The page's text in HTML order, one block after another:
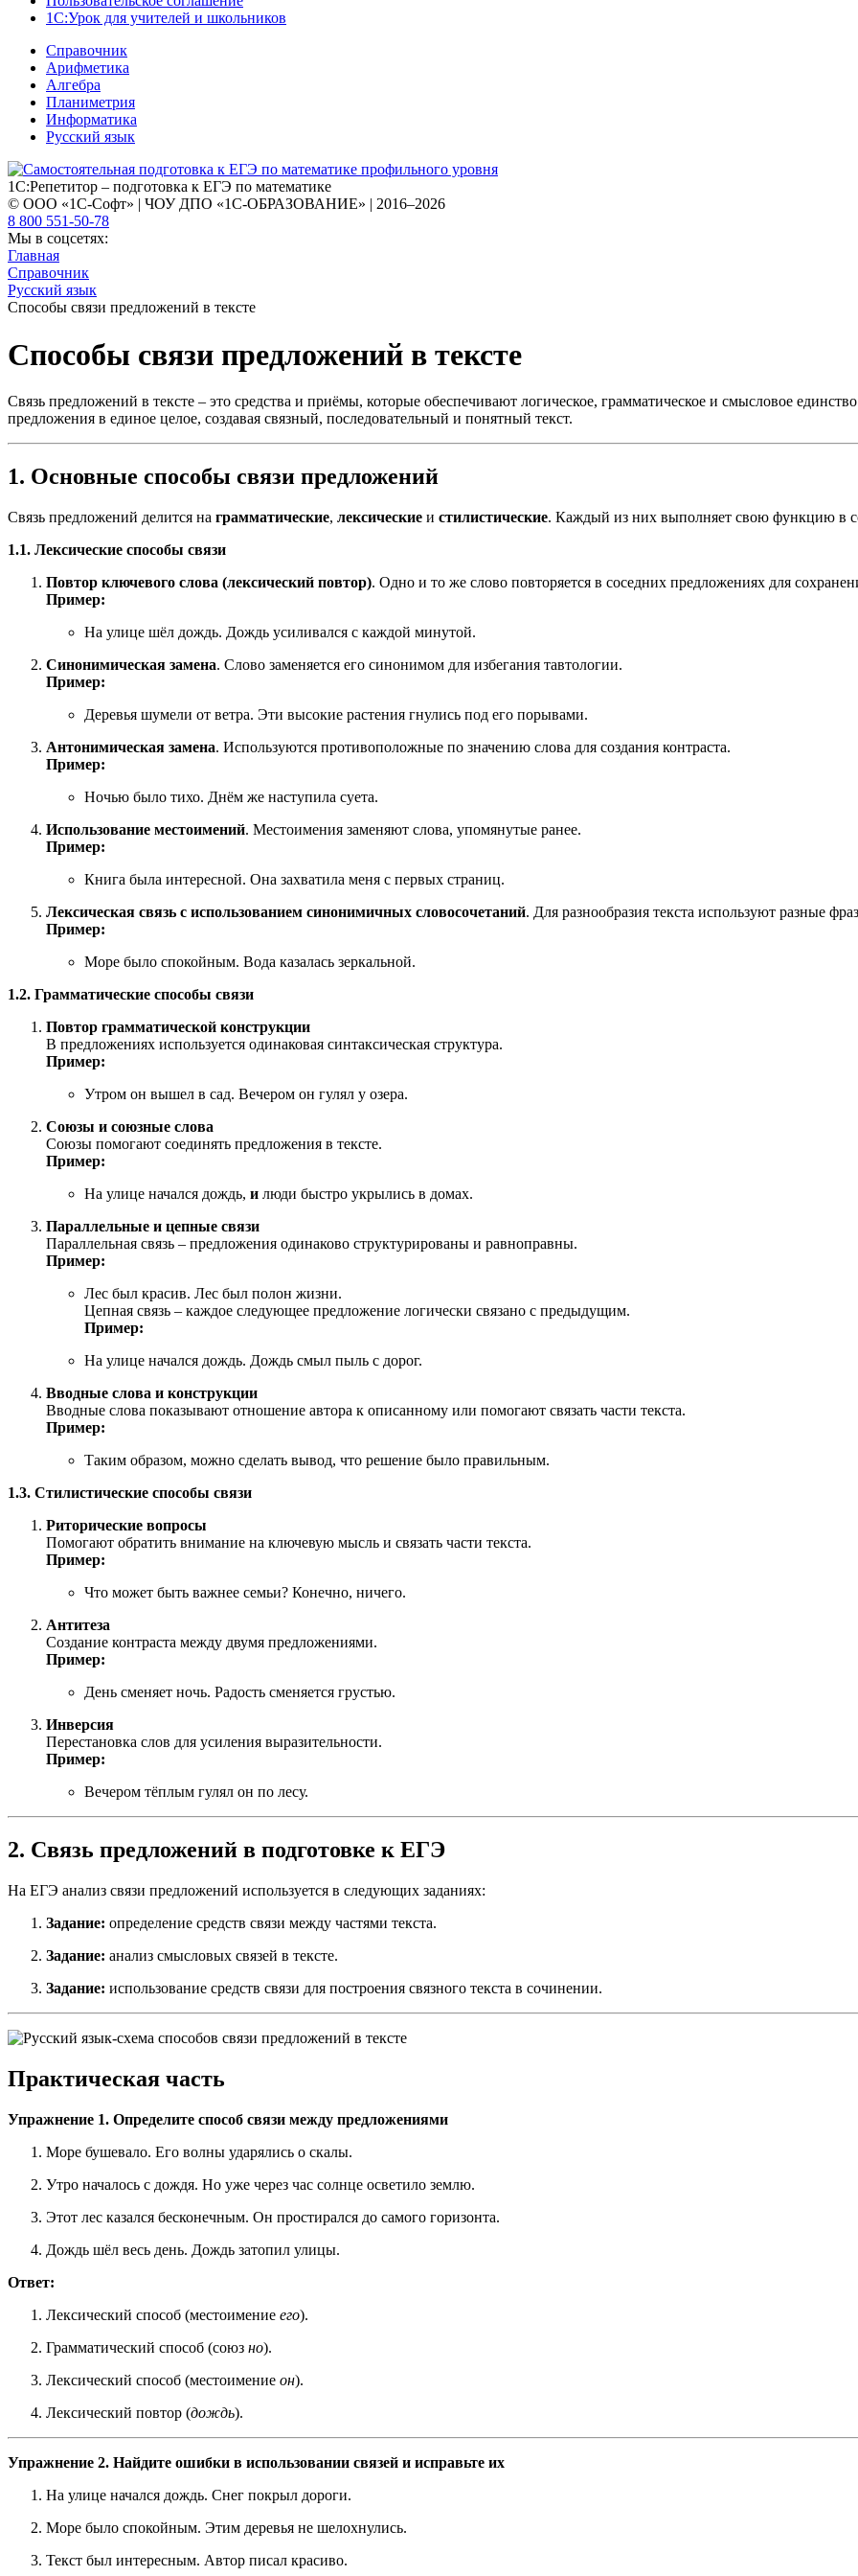
1С:Урок для учителей и школьников
Справочник
Арифметика
Алгебра
Планиметрия
Информатика
Русский язык
1С:Репетитор – подготовка к ЕГЭ по математике
© ООО «1С-Софт» | ЧОУ ДПО «1С-ОБРАЗОВАНИЕ» | 2016–2026
8 800 551-50-78
Мы в соцсетях:
Главная
Справочник
Русский язык
Способы связи предложений в тексте
Способы связи предложений в тексте
Связь предложений в тексте – это средства и приёмы, которые обеспечивают логическое, грамматическое и смысловое
предложения в единое целое, создавая связный, последовательный и понятный текст.
1. Основные способы связи предложений
Связь предложений делится на грамматические, лексические и стилистические. Каждый из них выполняет свою функцию в
1.1. Лексические способы связи
Повтор ключевого слова (лексический повтор). Одно и то же слово повторяется в соседних предложениях для
Пример:
На улице шёл дождь. Дождь усиливался с каждой минутой.
Синонимическая замена. Слово заменяется его синонимом для избегания тавтологии.
Пример:
Деревья шумели от ветра. Эти высокие растения гнулись под его порывами.
Антонимическая замена. Используются противоположные по значению слова для создания контраста.
Пример:
Ночью было тихо. Днём же наступила суета.
Использование местоимений. Местоимения заменяют слова, упомянутые ранее.
Пример:
Книга была интересной. Она захватила меня с первых страниц.
Лексическая связь с использованием синонимичных словосочетаний. Для разнообразия текста используют разные
Пример:
Море было спокойным. Вода казалась зеркальной.
1.2. Грамматические способы связи
Повтор грамматической конструкции
В предложениях используется одинаковая синтаксическая структура.
Пример:
Утром он вышел в сад. Вечером он гулял у озера.
Союзы и союзные слова
Союзы помогают соединять предложения в тексте.
Пример:
На улице начался дождь, и люди быстро укрылись в домах.
Параллельные и цепные связи
Параллельная связь – предложения одинаково структурированы и равноправны.
Пример:
Лес был красив. Лес был полон жизни.
Цепная связь – каждое следующее предложение логически связано с предыдущим.
Пример:
На улице начался дождь. Дождь смыл пыль с дорог.
Вводные слова и конструкции
Вводные слова показывают отношение автора к описанному или помогают связать части текста.
Пример:
Таким образом, можно сделать вывод, что решение было правильным.
1.3. Стилистические способы связи
Риторические вопросы
Помогают обратить внимание на ключевую мысль и связать части текста.
Пример:
Что может быть важнее семьи? Конечно, ничего.
Антитеза
Создание контраста между двумя предложениями.
Пример:
День сменяет ночь. Радость сменяется грустью.
Инверсия
Перестановка слов для усиления выразительности.
Пример:
Вечером тёплым гулял он по лесу.
2. Связь предложений в подготовке к ЕГЭ
На ЕГЭ анализ связи предложений используется в следующих заданиях:
Задание: определение средств связи между частями текста.
Задание: анализ смысловых связей в тексте.
Задание: использование средств связи для построения связного текста в сочинении.
Практическая часть
Упражнение 1. Определите способ связи между предложениями
Море бушевало. Его волны ударялись о скалы.
Утро началось с дождя. Но уже через час солнце осветило землю.
Этот лес казался бесконечным. Он простирался до самого горизонта.
Дождь шёл весь день. Дождь затопил улицы.
Ответ:
Лексический способ (местоимение его).
Грамматический способ (союз но).
Лексический способ (местоимение он).
Лексический повтор (дождь).
Упражнение 2. Найдите ошибки в использовании связей и исправьте их
На улице начался дождь. Снег покрыл дороги.
Море было спокойным. Этим деревья не шелохнулись.
Текст был интересным. Автор писал красиво.